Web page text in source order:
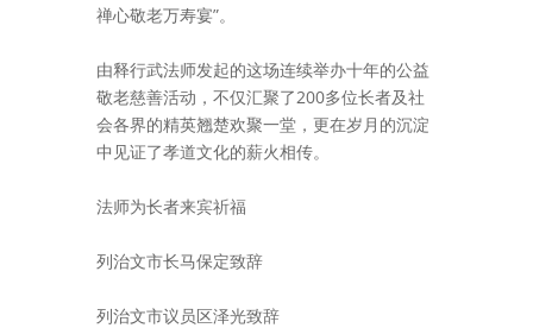
禅心敬老万寿宴”。
由释行武法师发起的这场连续举办十年的公益
敬老慈善活动，不仅汇聚了200多位长者及社
会各界的精英翘楚欢聚一堂，更在岁月的沉淀
中见证了孝道文化的薪火相传。
法师为长者来宾祈福
列治文市长马保定致辞
列治文市议员区泽光致辞